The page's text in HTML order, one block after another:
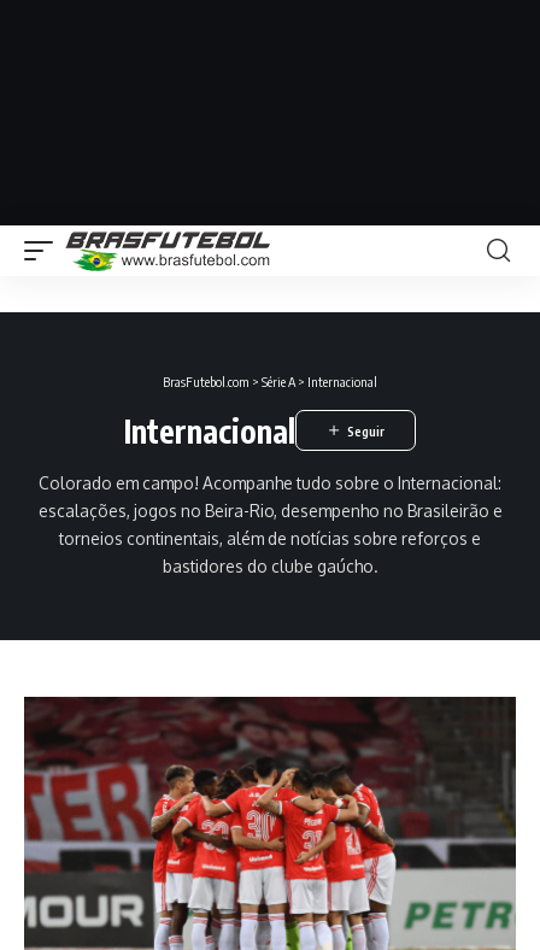
BrasFutebol.com > Série A > Internacional
Internacional
Colorado em campo! Acompanhe tudo sobre o Internacional:
escalações, jogos no Beira-Rio, desempenho no Brasileirão e
torneios continentais, além de notícias sobre reforços e
bastidores do clube gaúcho.